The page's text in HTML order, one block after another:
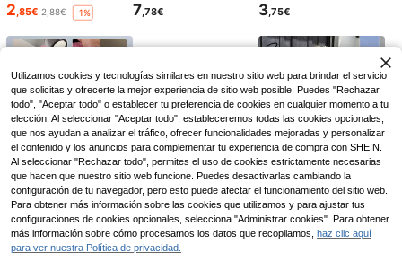
2,85€ 2,88€ -1% 7,78€ 3,75€
2,38€ 2,55€ 7,69€
Utilizamos cookies y tecnologías similares en nuestro sitio web para brindar el servicio
que solicitas y ofrecerte la mejor experiencia de sitio web posible. Puedes "Rechazar
todo", "Aceptar todo" o establecer tu preferencia de cookies en cualquier momento a tu
elección. Al seleccionar "Aceptar todo", estableceremos todas las cookies opcionales,
que nos ayudan a analizar el tráfico, ofrecer funcionalidades mejoradas y personalizar
el contenido y los anuncios para complementar tu experiencia de compra con SHEIN.
Al seleccionar "Rechazar todo", permites el uso de cookies estrictamente necesarias
que hacen que nuestro sitio web funcione. Puedes desactivarlas cambiando la
configuración de tu navegador, pero esto puede afectar el funcionamiento del sitio web.
Para obtener más información sobre las cookies que utilizamos y para ajustar tus
configuraciones de cookies opcionales, selecciona "Administrar cookies". Para obtener
más información sobre cómo procesamos los datos que recopilamos, haz clic aquí
para ver nuestra Política de privacidad.